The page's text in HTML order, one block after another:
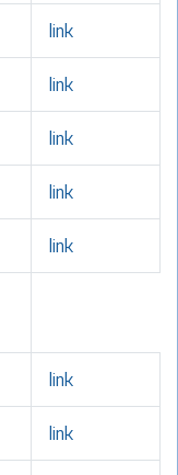
link
link
link
link
link
link
link